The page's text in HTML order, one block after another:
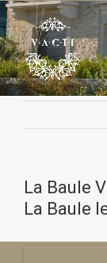
Passer
au
contenu
La Baule
La Baule